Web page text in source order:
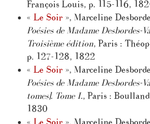
François Louis, p. 115-116,
« Le Soir », Marceline
Poésies de Madame Desbordes-
Troisième édition, Paris :
p. 127-128, 1822
« Le Soir », Marceline
Poésies de Madame Desbordes-
tomes]. Tome I., Paris :
1830